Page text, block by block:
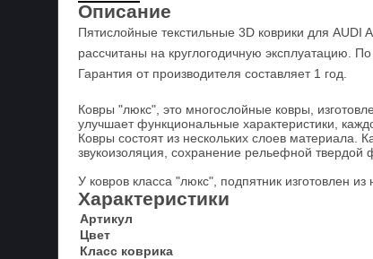
Описание
Пятислойные текстильные 3D коврики для
рассчитаны на круглогодичную эксплуатацию.
Гарантия от производителя составляет 1 год.
Ковры "люкс", это многослойные ковры,
улучшает функциональные характеристики,
Ковры состоят из нескольких слоев
звукоизоляция, сохранение рельефной твердой
У ковров класса "люкс", подпятник изготовлен
Характеристики
Артикул
Цвет
Класс коврика